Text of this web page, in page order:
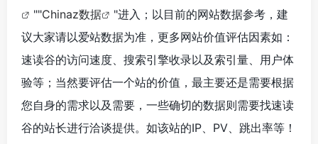
""Chinaz数据
"进入；以目前的网站数据参考，建
议大家请以爱站数据为准，更多网站价值评估因素如：
速读谷的访问速度、搜索引擎收录以及索引量、用户体
验等；当然要评估一个站的价值，最主要还是需要根据
您自身的需求以及需要，一些确切的数据则需要找速读
谷的站长进行洽谈提供。如该站的IP、PV、跳出率等！